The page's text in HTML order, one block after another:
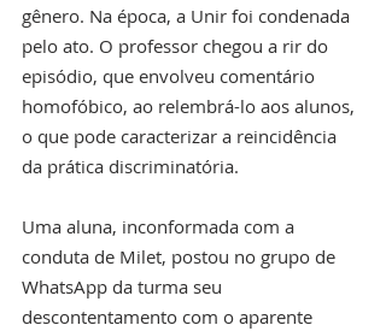
gênero. Na época, a Unir foi condenada
pelo ato. O professor chegou a rir do
episódio, que envolveu comentário
homofóbico, ao relembrá-lo aos alunos,
o que pode caracterizar a reincidência
da prática discriminatória.
Uma aluna, inconformada com a
conduta de Milet, postou no grupo de
WhatsApp da turma seu
descontentamento com o aparente